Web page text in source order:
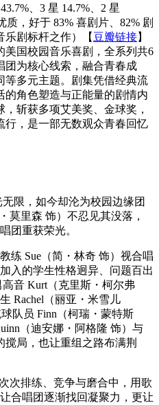
、3 星 14.7%、2 星
质，好于 83% 喜剧片、82% 剧
乐剧标杆之作）【 豆瓣链接】
美国校园音乐喜剧，全系列共6
团为核心线索，融合青春成
等多元主题。剧集凭借经典流
的角色塑造与正能量的剧情内
斩获多项艾美奖、金球奖，
行，是一部无数观众青春回忆
限，如今却沦为校园边缘团
莫里森 饰）不忍见其没落，
团重获荣光。
练 Sue（简・林奇 饰）视合唱
入的学生性格迥异、问题百出
音 Kurt（克里斯・柯尔弗
Rachel（丽亚・米雪儿
队员 Finn（柯瑞・蒙特斯
（迪安娜・阿格隆 饰）与
搅局，也让重组之路布满荆
次排练、竞争与磨合中，用歌
合唱团逐渐找回凝聚力，更让